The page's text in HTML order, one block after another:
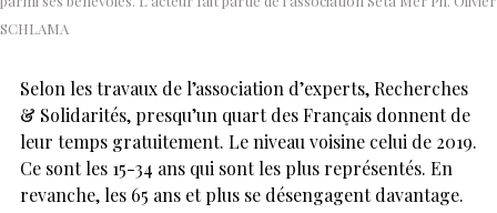
SCHLAMA
Selon les travaux de l’association d’experts, Recherches
& Solidarités, presqu’un quart des Français donnent de
leur temps gratuitement. Le niveau voisine celui de 2019.
Ce sont les 15-34 ans qui sont les plus représentés. En
revanche, les 65 ans et plus se désengagent davantage.